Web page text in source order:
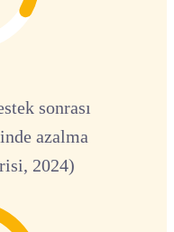
sonrası
azalma
2024)